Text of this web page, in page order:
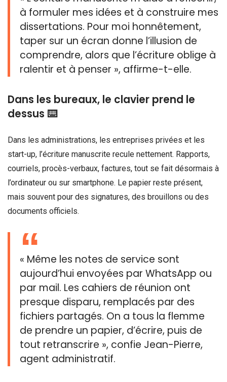
à formuler mes idées et à construire mes
dissertations. Pour moi honnêtement,
taper sur un écran donne l’illusion de
comprendre, alors que l’écriture oblige à
ralentir et à penser », affirme-t-elle.
Dans les bureaux, le clavier prend le
dessus ⌨️
Dans les administrations, les entreprises privées et les
start-up, l’écriture manuscrite recule nettement. Rapports,
courriels, procès-verbaux, factures, tout se fait désormais à
l’ordinateur ou sur smartphone. Le papier reste présent,
mais souvent pour des signatures, des brouillons ou des
documents officiels.
« Même les notes de service sont
aujourd’hui envoyées par WhatsApp ou
par mail. Les cahiers de réunion ont
presque disparu, remplacés par des
fichiers partagés. On a tous la flemme
de prendre un papier, d’écrire, puis de
tout retranscrire », confie Jean-Pierre,
agent administratif.